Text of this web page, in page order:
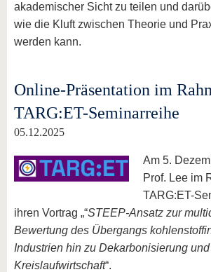
akademischer Sicht zu teilen und
wie die Kluft zwischen Theorie und
werden kann.
Online-Präsentation im
TARG:ET-Seminarreihe
05.12.2025
Am 5.
Prof. Lee im
TARG:ET-
ihren Vortrag „“STEEP-Ansatz zur
Bewertung des Übergangs
Industrien hin zu Dekarbonisierung und
Kreislaufwirtschaft“.